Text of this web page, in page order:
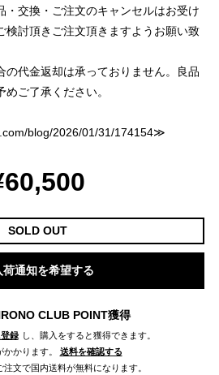
・交換・ご注文のキャンセルはお受け
検討頂きご注文頂きますようお願い致
の代金返却は承っておりません。良品
ご了承ください。
blog/2026/01/31/174154≫
SOLD OUT
荷通知を希望する
CLUB POINT獲得
録 し、購入をすると獲得できます。
かります。
送料を確認する
文で国内送料が無料になります。